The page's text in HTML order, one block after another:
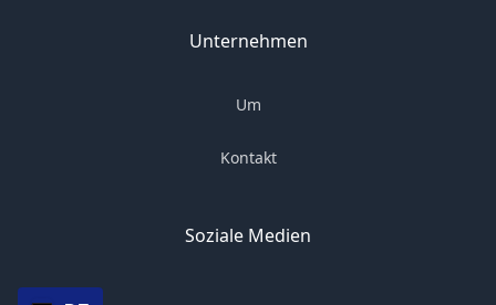
Unternehmen
Um
Kontakt
Soziale Medien